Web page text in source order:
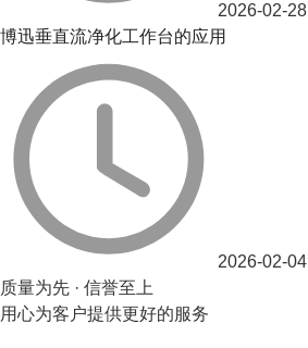
2026-02-28
博迅垂直流净化工作台的应用
2026-02-04
质量为先 · 信誉至上
用心为客户提供更好的服务